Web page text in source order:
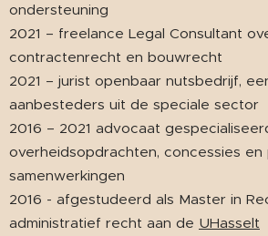
ondersteuning
2021 – freelance Legal Consultant
contractenrecht en bouwrecht
2021 – jurist openbaar nutsbedrijf,
aanbesteders uit de speciale sector
2016 – 2021 advocaat
overheidsopdrachten, concessies en
samenwerkingen
2016 - afgestudeerd als Master in
administratief recht aan de UHasselt